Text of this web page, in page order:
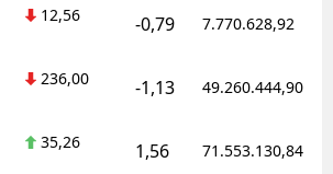
İzmir
Kars
12,56 -0,79 7.770.628,92
236,00 -1,13 49.260.444,90
35,26 1,56 71.553.130,84